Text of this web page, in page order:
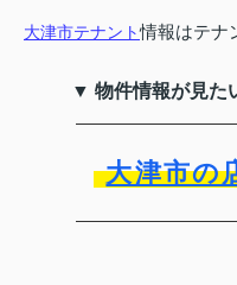
大津市テナント情報はテナ
▼ 物件情報が見た
大津市の